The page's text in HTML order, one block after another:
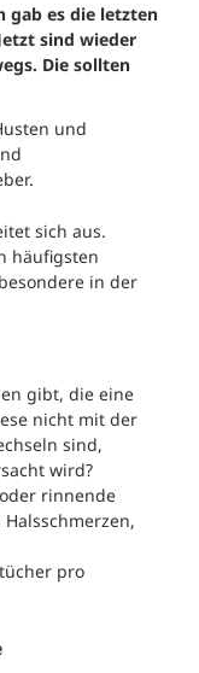
gab es die letzten
sind wieder
Die sollten
und
sich aus.
häufigsten
in der
gibt, die eine
nicht mit der
sind,
wird?
rinnende
pro